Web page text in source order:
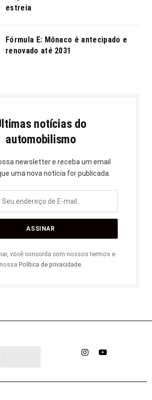
estreia
Fórmula E: Mônaco é antecipado e
renovado até 2031
notícias do
automobilismo
newsletter e receba um email
uma nova notícia for publicada.
você concorda com nossos termos e
nossa Política de privacidade.
InstagramYouTube